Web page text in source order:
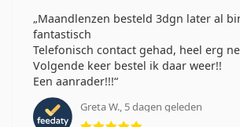
Maandlenzen besteld 3dgn later al
fantastisch
Telefonisch contact gehad, heel erg
Volgende keer bestel ik daar weer!!
Een aanrader!!!
Greta W., 5 dagen geleden
Beoordeling 5